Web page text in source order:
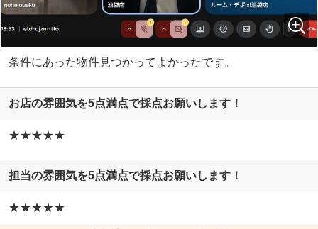
条件にあった物件見つかってよかったです。
お店の雰囲気を5点満点で採点お願いします！
★★★★★
担当の雰囲気を5点満点で採点お願いします！
★★★★★